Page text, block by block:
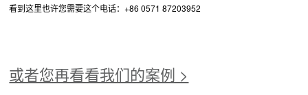
看到这里也许您需要这个电话：+86 0571 87203952
或者您再看看我们的案例 >